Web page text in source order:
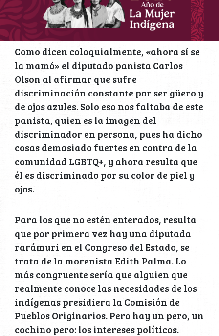
Como dicen coloquialmente, «ahora sí se
la mamó» el diputado panista Carlos
Olson al afirmar que sufre
discriminación constante por ser güero y
de ojos azules. Solo eso nos faltaba de este
panista, quien es la imagen del
discriminador en persona, pues ha dicho
cosas demasiado fuertes en contra de la
comunidad LGBTQ+, y ahora resulta que
él es discriminado por su color de piel y
ojos.
Para los que no estén enterados, resulta
que por primera vez hay una diputada
rarámuri en el Congreso del Estado, se
trata de la morenista Edith Palma. Lo
más congruente sería que alguien que
realmente conoce las necesidades de los
indígenas presidiera la Comisión de
Pueblos Originarios. Pero hay un pero, un
cochino pero: los intereses políticos.